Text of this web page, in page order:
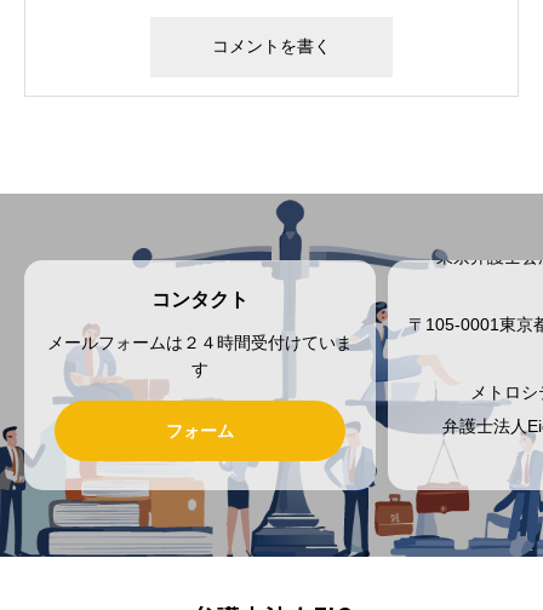
コンタクト
メールフォームは２４時間受付けていま
す
フォーム
東京弁護士
〒105-0001東京
メトロ
弁護士法人